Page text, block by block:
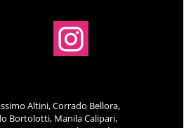
Altini, Corrado Bellora,
Bortolotti, Manila Calipari,